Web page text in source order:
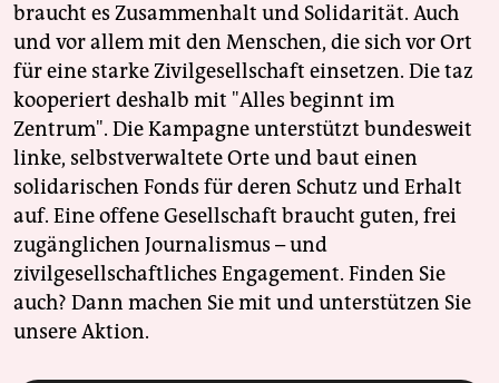
braucht es Zusammenhalt und Solidarität. Auch
und vor allem mit den Menschen, die sich vor Ort
für eine starke Zivilgesellschaft einsetzen. Die taz
kooperiert deshalb mit "Alles beginnt im
Zentrum". Die Kampagne unterstützt bundesweit
linke, selbstverwaltete Orte und baut einen
solidarischen Fonds für deren Schutz und Erhalt
auf. Eine offene Gesellschaft braucht guten, frei
zugänglichen Journalismus – und
zivilgesellschaftliches Engagement. Finden Sie
auch? Dann machen Sie mit und unterstützen Sie
unsere Aktion.